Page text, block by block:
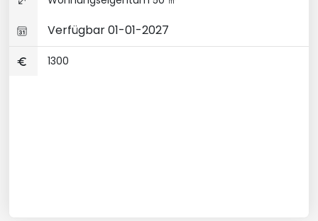
Verfügbar 01-01-2027
1300